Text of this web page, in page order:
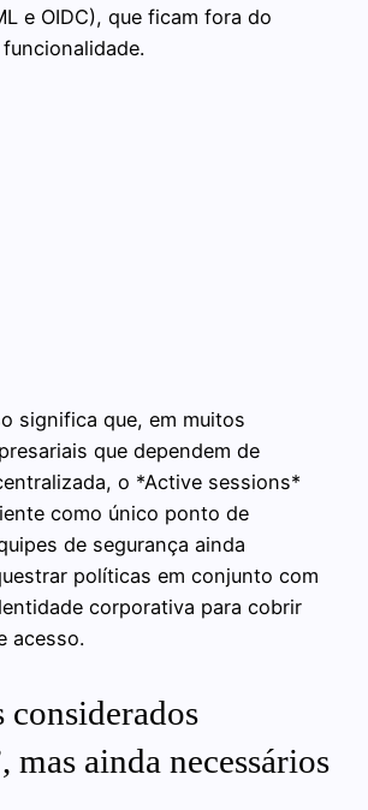
e OIDC), que ficam fora do
significa que, em muitos
que dependem de
o *Active sessions*
como único ponto de
de segurança ainda
políticas em conjunto com
corporativa para cobrir
acesso.
considerados
mas ainda necessários